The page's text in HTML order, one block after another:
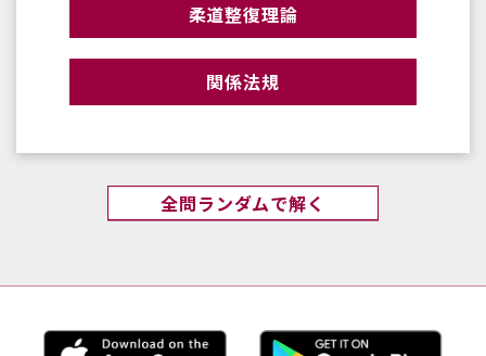
柔道整復理論
関係法規
全問ランダムで解く